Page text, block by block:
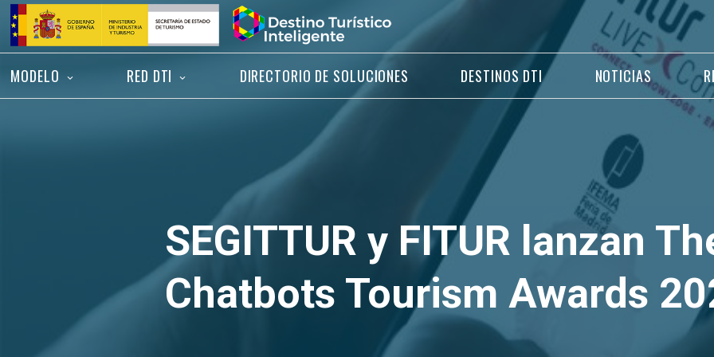
Saltar
contenido
Inicio
MODELO RED DTI DIRECTORIO DE SOLUCIONES DESTINOS DTI NOTICIAS
SEGITTUR y FITUR lanzan
Chatbots Tourism Awards